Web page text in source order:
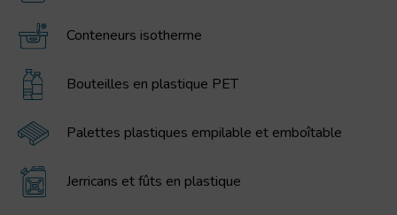
Conteneurs isotherme
Bouteilles en plastique PET
Palettes plastiques empilable et emboîtable
Jerricans et fûts en plastique